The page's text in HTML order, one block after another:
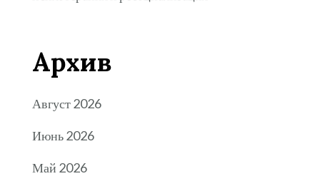
Архив
Август 2026
Июнь 2026
Май 2026